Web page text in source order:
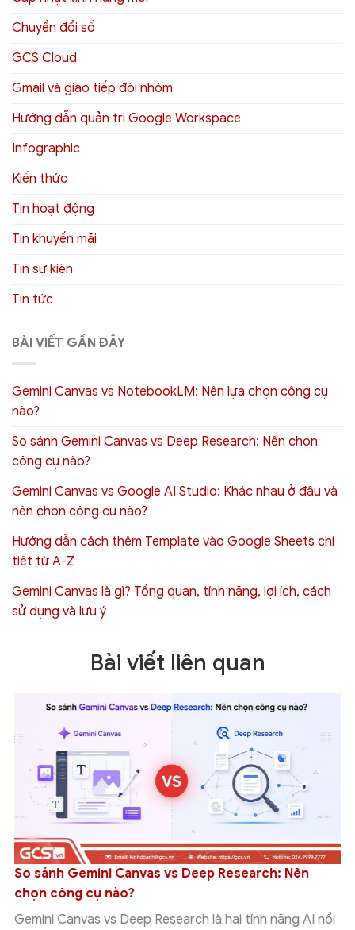
Chuyển đổi số
GCS Cloud
Gmail và giao tiếp đội nhóm
Hướng dẫn quản trị Google Workspace
Infographic
Kiến thức
Tin hoạt động
Tin khuyến mãi
Tin sự kiện
Tin tức
BÀI VIẾT GẦN ĐÂY
Gemini Canvas vs NotebookLM: Nên lựa chọn công cụ
nào?
So sánh Gemini Canvas vs Deep Research: Nên chọn
công cụ nào?
Gemini Canvas vs Google AI Studio: Khác nhau ở đâu và
nên chọn công cụ nào?
Hướng dẫn cách thêm Template vào Google Sheets chi
tiết từ A-Z
Gemini Canvas là gì? Tổng quan, tính năng, lợi ích, cách
sử dụng và lưu ý
Bài viết liên quan
So sánh Gemini Canvas vs Deep Research: Nên
chọn công cụ nào?
Gemini Canvas vs Deep Research là hai tính năng AI nổi